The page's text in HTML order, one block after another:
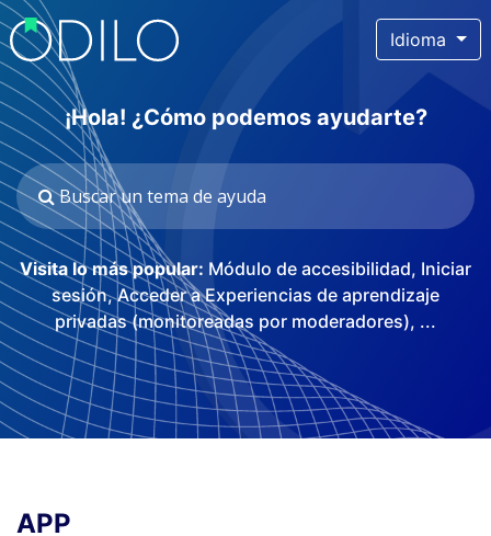
Idioma
¡Hola! ¿Cómo podemos ayudarte?
Visita lo más popular: Módulo de accesibilidad, Iniciar
sesión,Acceder a Experiencias de aprendizaje
privadas (monitoreadas por moderadores), ...
APP